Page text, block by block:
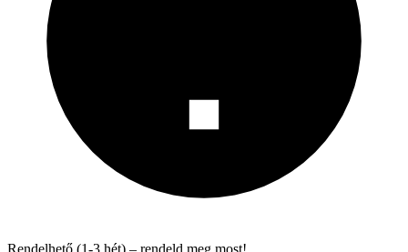
Rendelhető (1-3 hét) – rendeld meg most!